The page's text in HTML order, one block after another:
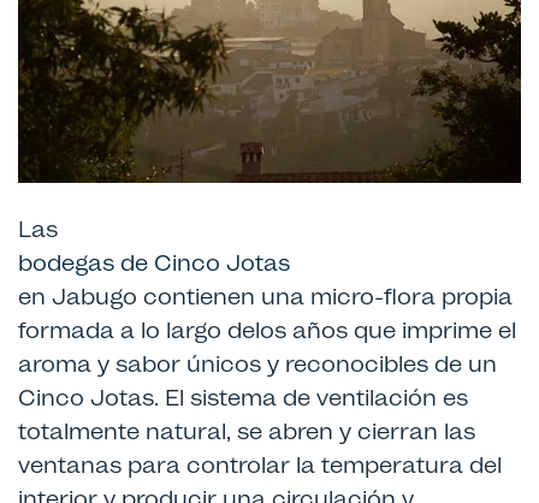
Las
bodegas de Cinco Jotas
en Jabugo contienen una micro-flora propia
formada a lo largo delos años que imprime el
aroma y sabor únicos y reconocibles de un
Cinco Jotas. El sistema de ventilación es
totalmente natural, se abren y cierran las
ventanas para controlar la temperatura del